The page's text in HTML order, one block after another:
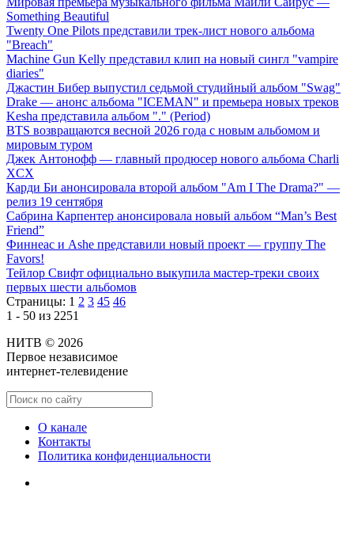
Something Beautiful
Twenty One Pilots представили трек-лист нового альбома
"Breach"
Machine Gun Kelly представил клип на новый сингл "vampire
diaries"
Джастин Бибер выпустил седьмой студийный альбом "Swag"
Drake — анонс альбома "ICEMAN" и премьера новых треков
Kesha представила альбом "." (Period)
BTS возвращаются весной 2026 года с новым альбомом и
мировым туром
Джек Антонофф — главный продюсер нового альбома Charli
XCX
Карди Би анонсировала второй альбом "Am I The Drama?" —
релиз 19 сентября
Сабрина Карпентер анонсировала новый альбом “Man’s Best
Friend”
Финнеас и Ashe представили новый проект — группу The
Favors!
Тейлор Свифт официально выкупила мастер-треки своих
первых шести альбомов
Страницы: 1 2 3 45 46
1 - 50 из 2251
НИТВ © 2026
Первое независимое
интернет-телевидение
О канале
Контакты
Политика конфиденциальности